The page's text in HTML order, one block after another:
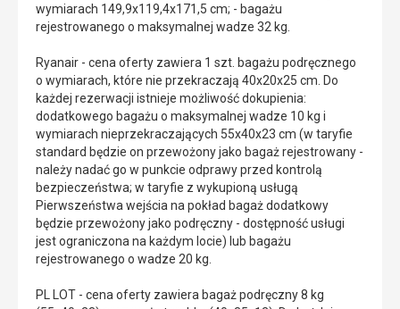
wymiarach 149,9x119,4x171,5 cm; - bagażu
rejestrowanego o maksymalnej wadze 32 kg.
Ryanair - cena oferty zawiera 1 szt. bagażu podręcznego
o wymiarach, które nie przekraczają 40x20x25 cm. Do
każdej rezerwacji istnieje możliwość dokupienia:
dodatkowego bagażu o maksymalnej wadze 10 kg i
wymiarach nieprzekraczających 55x40x23 cm (w taryfie
standard będzie on przewożony jako bagaż rejestrowany -
należy nadać go w punkcie odprawy przed kontrolą
bezpieczeństwa; w taryfie z wykupioną usługą
Pierwszeństwa wejścia na pokład bagaż dodatkowy
będzie przewożony jako podręczny - dostępność usługi
jest ograniczona na każdym locie) lub bagażu
rejestrowanego o wadze 20 kg.
PL LOT - cena oferty zawiera bagaż podręczny 8 kg